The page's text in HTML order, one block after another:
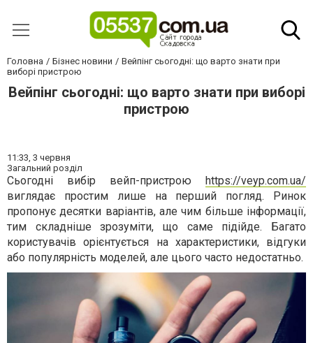
Головна Бізнес новини
Вейпінг сьогодні: що варто знати при
виборі пристрою
Вейпінг сьогодні: що варто знати при виборі
пристрою
11:33, 3 червня
Загальний розділ
Сьогодні вибір вейп-пристрою https://veyp.com.ua/
виглядає простим лише на перший погляд. Ринок
пропонує десятки варіантів, але чим більше інформації,
тим складніше зрозуміти, що саме підійде. Багато
користувачів орієнтується на характеристики, відгуки
або популярність моделей, але цього часто недостатньо.